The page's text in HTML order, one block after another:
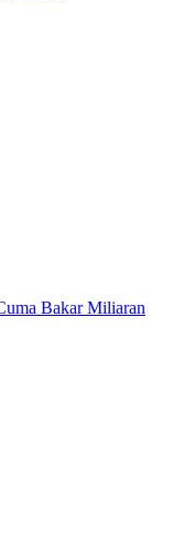
Bakar Miliaran